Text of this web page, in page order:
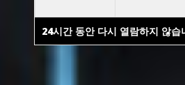
24시간 동안 다시 열람하지 않습